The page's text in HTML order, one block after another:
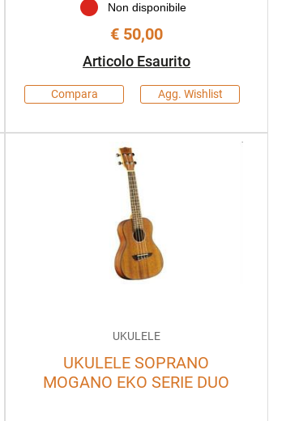
Non disponibile
€ 50,00
Articolo Esaurito
Compara Agg. Wishlist
UKULELE
UKULELE SOPRANO
MOGANO EKO SERIE DUO